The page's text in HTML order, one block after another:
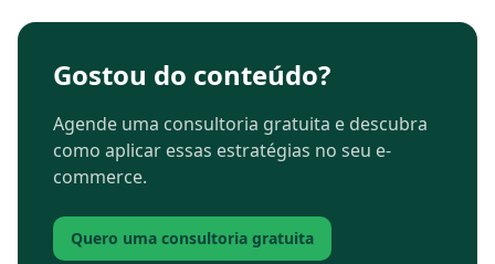
Gostou do conteúdo?
Agende uma consultoria gratuita e descubra
como aplicar essas estratégias no seu e-
commerce.
Quero uma consultoria gratuita